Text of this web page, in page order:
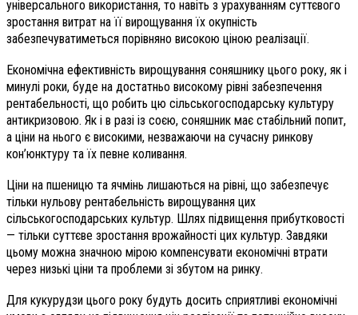
універсального використання, то навіть з урахуванням суттєвого
зростання витрат на її вирощування їх окупність
забезпечуватиметься порівняно високою ціною реалізації.
Економічна ефективність вирощування соняшнику цього року, як і
минулі роки, буде на достатньо високому рівні забезпечення
рентабельності, що робить цю сільськогосподарську культуру
антикризовою. Як і в разі із соєю, соняшник має стабільний попит,
а ціни на нього є високими, незважаючи на сучасну ринкову
кон’юнктуру та їх певне коливання.
Ціни на пшеницю та ячмінь лишаються на рівні, що забезпечує
тільки нульову рентабельність вирощування цих
сільськогосподарських культур. Шлях підвищення прибутковості
— тільки суттєве зростання врожайності цих культур. Завдяки
цьому можна значною мірою компенсувати економічні втрати
через низькі ціни та проблеми зі збутом на ринку.
Для кукурудзи цього року будуть досить сприятливі економічні